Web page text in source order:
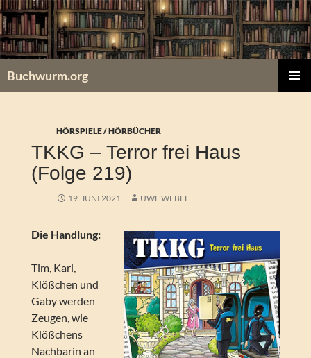
Zum
Inhalt
springen
Buchwurm.org
HÖRSPIELE / HÖRBÜCHER
TKKG – Terror frei Haus
(Folge 219)
19. JUNI 2021 UWE WEBEL
Die Handlung:
Tim, Karl,
Klößchen und
Gaby werden
Zeugen, wie
Klößchens
Nachbarin an